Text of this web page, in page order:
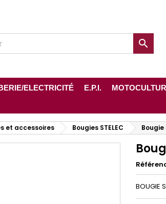

ELECTRICITÉ E.P.I.
et accessoires Bougies STELEC
BOUGIE